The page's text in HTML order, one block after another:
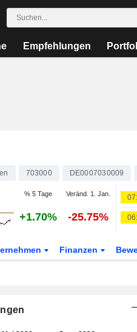
Empfehlungen
703000 DE0007030009
% 5 Tage Veränd. 1. Jan.
+1.70% -25.75%
Finanzen